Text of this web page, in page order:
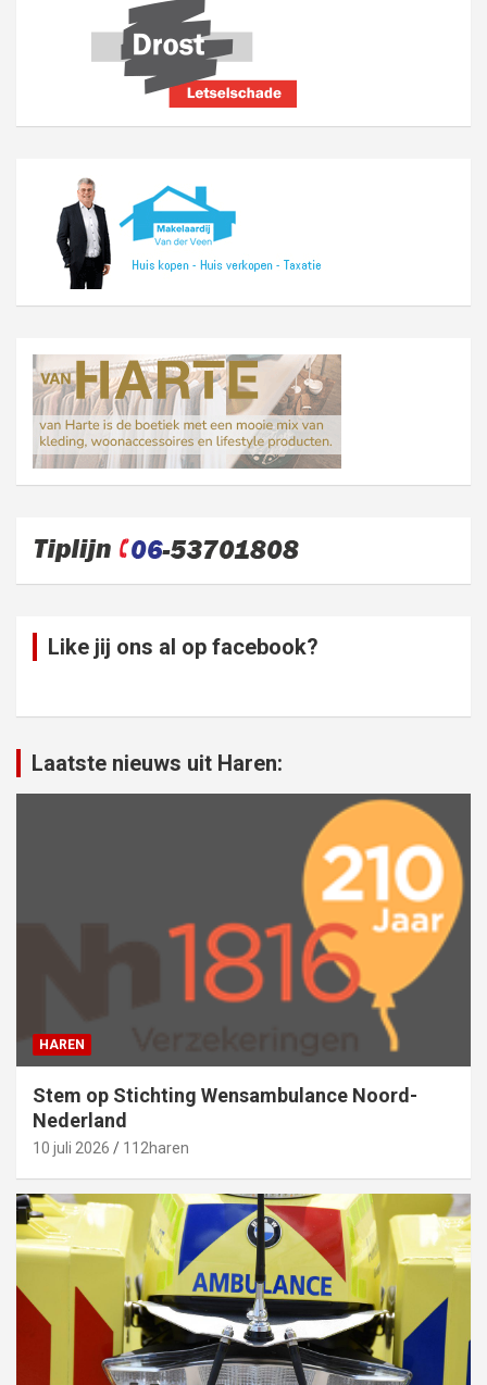
Like jij ons al op facebook?
Laatste nieuws uit Haren:
HAREN
Stem op Stichting Wensambulance Noord-
Nederland
10 juli 2026 112haren